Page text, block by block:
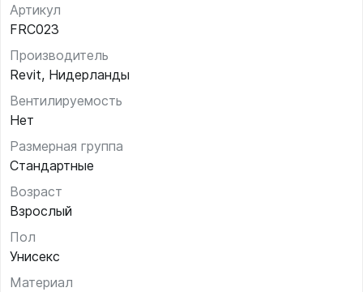
Артикул
FRC023
Производитель
Revit, Нидерланды
Вентилируемость
Нет
Размерная группа
Стандартные
Возраст
Взрослый
Пол
Унисекс
Материал